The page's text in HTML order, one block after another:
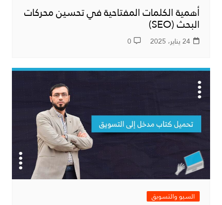
أهمية الكلمات المفتاحية في تحسين محركات
البحث (SEO)
24 يناير، 2025 0
السيو والتسويق